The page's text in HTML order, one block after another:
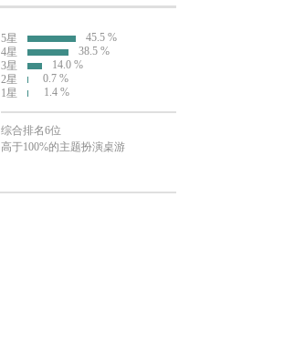
5星
45.5 %
4星
38.5 %
3星
14.0 %
2星
0.7 %
1星
1.4 %
综合排名6位
高于100%的主题扮演桌游